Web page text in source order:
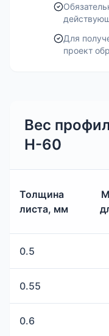
Для
проект
Вес
Н-60
Толщина
листа, мм
0.5
0.55
0.6